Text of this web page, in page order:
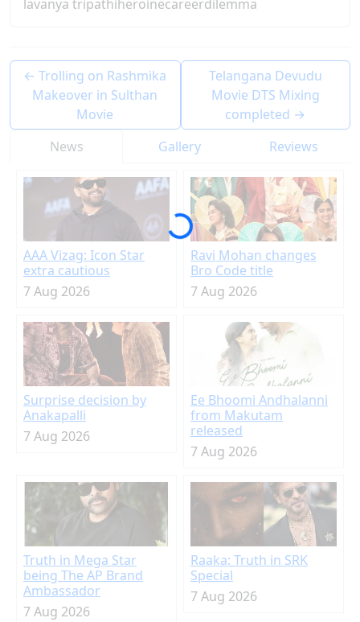
lavanya tripathiheroinecareerdilemma
←Trolling on Rashmika
Makeover in Sulthan
Movie
Telangana Devudu
Movie DTS Mixing
completed →
News
Gallery Reviews
AAA Vizag: Icon Star
extra cautious
7 Aug 2026
Ravi Mohan changes
Bro Code title
7 Aug 2026
Surprise decision by
Anakapalli
7 Aug 2026
Ee Bhoomi Andhalanni
from Makutam
released
7 Aug 2026
Truth in Mega Star
being The AP Brand
Ambassador
7 Aug 2026
Raaka: Truth in SRK
Special
7 Aug 2026